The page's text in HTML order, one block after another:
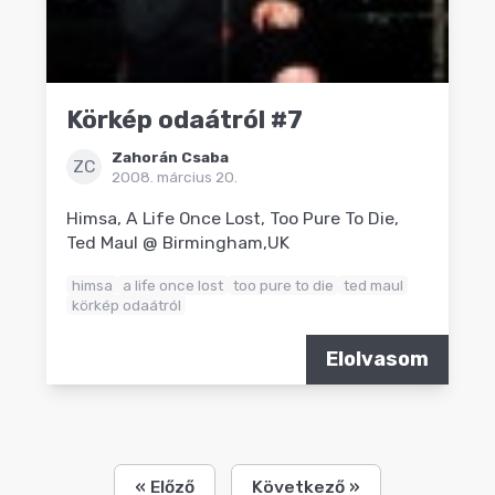
Körkép odaátról #7
ZC
Zahorán Csaba
2008. március 20.
Himsa, A Life Once Lost, Too Pure To Die,
Ted Maul @ Birmingham,UK
himsa a life once lost too pure to die
ted maul
körkép odaátról
Elolvasom
« Előző Következő »